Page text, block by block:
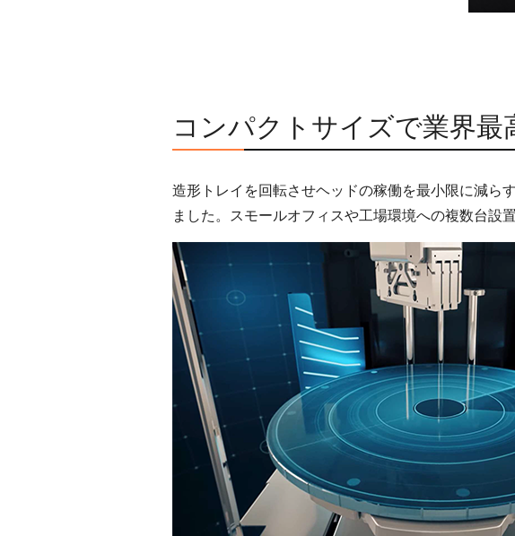
コンパクトサイズで業界最
造形トレイを回転させヘッドの稼働を最小限に減ら
ました。スモールオフィスや工場環境への複数台設